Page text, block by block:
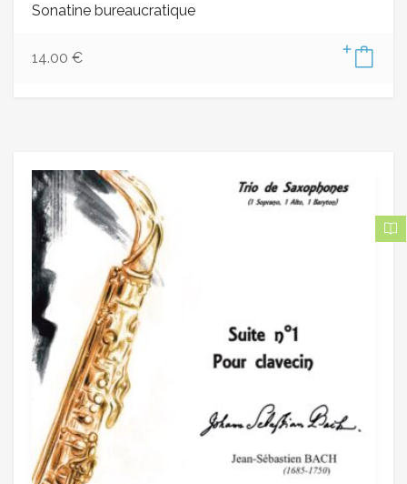
Sonatine bureaucratique
14.00 €